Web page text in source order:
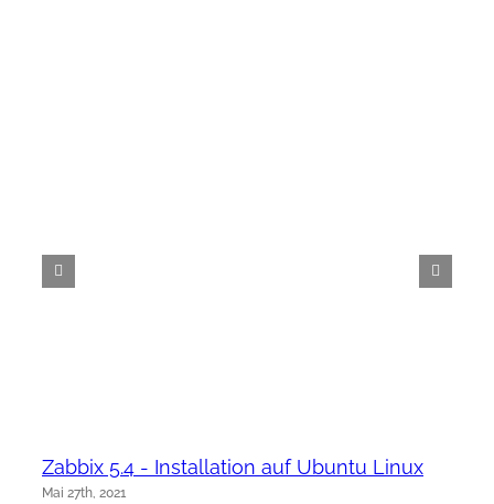
Zabbix 5.4 - Installation auf Ubuntu Linux
Mai 27th, 2021